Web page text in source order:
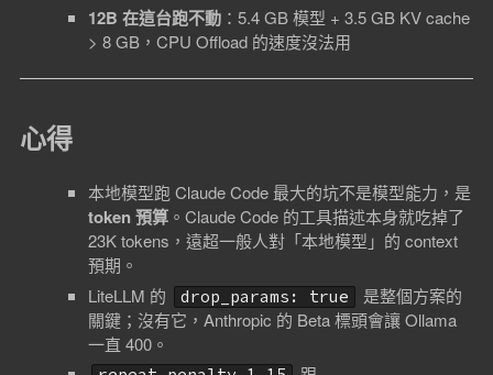
12B 在這台跑不動：5.4 GB 模型 + 3.5 GB KV cache
> 8 GB，CPU Offload 的速度沒法用
心得
本地模型跑 Claude Code 最大的坑不是模型能力，是
token 預算。Claude Code 的工具描述本身就吃掉了
23K tokens，遠超一般人對「本地模型」的 context
預期。
LiteLLM 的
drop_params: true
是整個方案的
關鍵；沒有它，Anthropic 的 Beta 標頭會讓 Ollama
一直 400。